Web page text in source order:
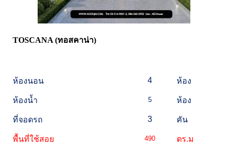
TOSCANA (ทอสคาน่า)
ห้องนอน 4 ห้อง
ห้องน้ำ 5 ห้อง
ที่จอดรถ 3 คัน
พื้นที่ใช้สอย 490 ตร.ม